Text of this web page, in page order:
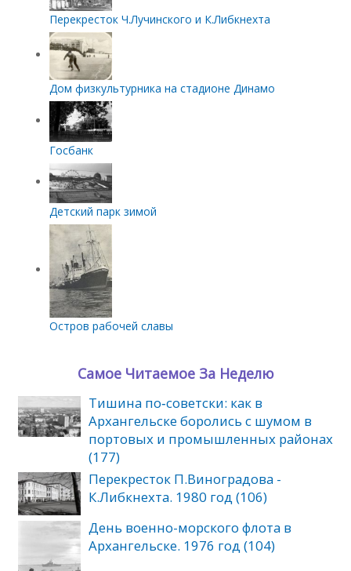
Перекресток Ч.Лучинского и К.Либкнехта
Дом физкультурника на стадионе Динамо
Госбанк
Детский парк зимой
Остров рабочей славы
Самое Читаемое За Неделю
Тишина по‑советски: как в
Архангельске боролись с шумом в
портовых и промышленных районах
(177)
Перекресток П.Виноградова -
К.Либкнехта. 1980 год (106)
День военно-морского флота в
Архангельске. 1976 год (104)